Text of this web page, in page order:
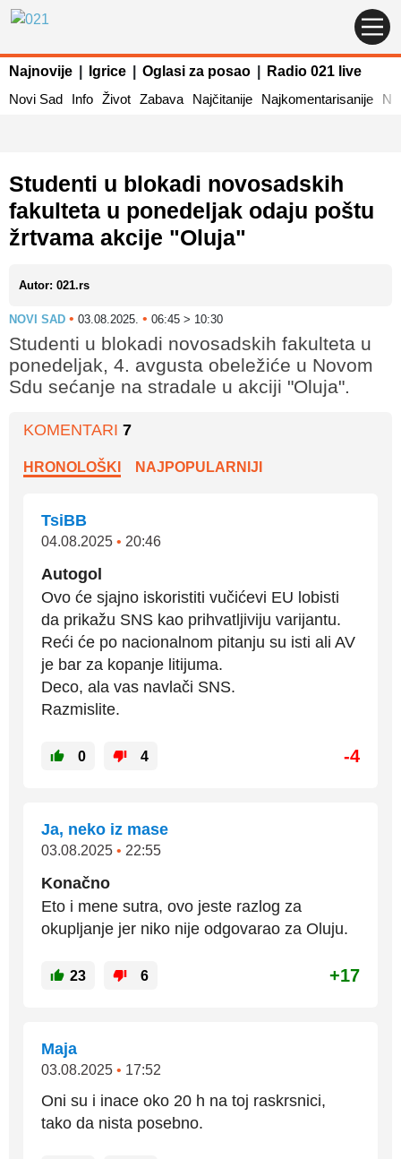
Najnovije Igrice Oglasi za posao
Radio 021 live
Novi Sad
Info Život Zabava Najčitanije Najkomentarisanije
Studenti u blokadi novosadskih
fakulteta u ponedeljak odaju poštu
žrtvama akcije "Oluja"
Autor: 021.rs
NOVI SAD • 03.08.2025. • 06:45 > 10:30
Studenti u blokadi novosadskih fakulteta u
ponedeljak, 4. avgusta obeležiće u Novom
Sdu sećanje na stradale u akciji "Oluja".
KOMENTARI 7
HRONOLOŠKI NAJPOPULARNIJI
TsiBB
04.08.2025 • 20:46
Autogol
Ovo će sjajno iskoristiti vučićevi EU lobisti
da prikažu SNS kao prihvatljiviju varijantu.
Reći će po nacionalnom pitanju su isti ali AV
je bar za kopanje litijuma.
Deco, ala vas navlači SNS.
Razmislite.
0 4 -4
Ja, neko iz mase
03.08.2025 • 22:55
Konačno
Eto i mene sutra, ovo jeste razlog za
okupljanje jer niko nije odgovarao za Oluju.
23 6 +17
Maja
03.08.2025 • 17:52
Oni su i inace oko 20 h na toj raskrsnici,
tako da nista posebno.